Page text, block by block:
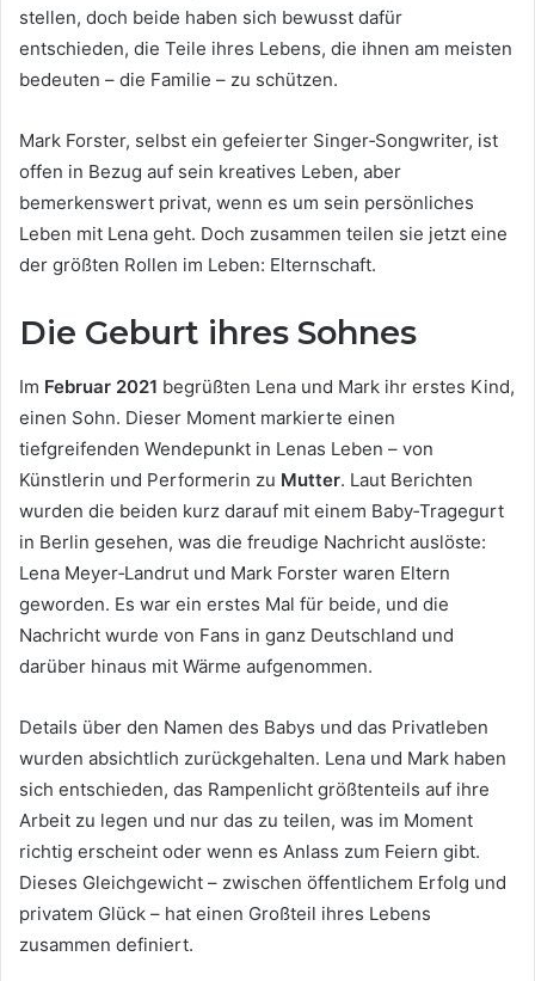
stellen, doch beide haben sich bewusst dafür
entschieden, die Teile ihres Lebens, die ihnen am meisten
bedeuten – die Familie – zu schützen.
Mark Forster, selbst ein gefeierter Singer‑Songwriter, ist
offen in Bezug auf sein kreatives Leben, aber
bemerkenswert privat, wenn es um sein persönliches
Leben mit Lena geht. Doch zusammen teilen sie jetzt eine
der größten Rollen im Leben: Elternschaft.
Die Geburt ihres Sohnes
Im Februar 2021 begrüßten Lena und Mark ihr erstes Kind,
einen Sohn. Dieser Moment markierte einen
tiefgreifenden Wendepunkt in Lenas Leben – von
Künstlerin und Performerin zu Mutter. Laut Berichten
wurden die beiden kurz darauf mit einem Baby‑Tragegurt
in Berlin gesehen, was die freudige Nachricht auslöste:
Lena Meyer‑Landrut und Mark Forster waren Eltern
geworden. Es war ein erstes Mal für beide, und die
Nachricht wurde von Fans in ganz Deutschland und
darüber hinaus mit Wärme aufgenommen.
Details über den Namen des Babys und das Privatleben
wurden absichtlich zurückgehalten. Lena und Mark haben
sich entschieden, das Rampenlicht größtenteils auf ihre
Arbeit zu legen und nur das zu teilen, was im Moment
richtig erscheint oder wenn es Anlass zum Feiern gibt.
Dieses Gleichgewicht – zwischen öffentlichem Erfolg und
privatem Glück – hat einen Großteil ihres Lebens
zusammen definiert.